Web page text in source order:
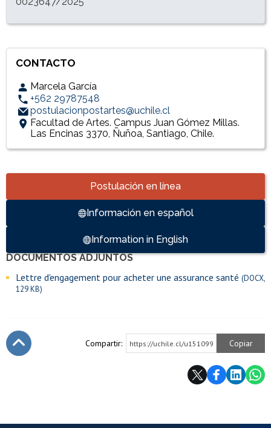
Accesos directosPostulación en línea
Información en español
Information in English
Enlaces y documentos de interés
DOCUMENTOS ADJUNTOS
Lettre d'engagement pour acheter une assurance santé (DOCX,
129 KB)
CONTACTO
Marcela García
+562 29787548
postulacionpostartes@uchile.cl
Facultad de Artes. Campus Juan Gómez Millas.
Las Encinas 3370, Ñuñoa, Santiago, Chile.
Compartir: https://uchile.cl/u151099 Copiar